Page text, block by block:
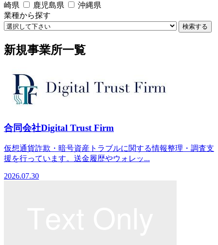
崎県
鹿児島県
沖縄県
業種から探す
検索する
新規事業所一覧
合同会社Digital Trust Firm
仮想通貨詐欺・暗号資産トラブルに関する情報整理・調査支
援を行っています。送金履歴やウォレッ...
2026.07.30